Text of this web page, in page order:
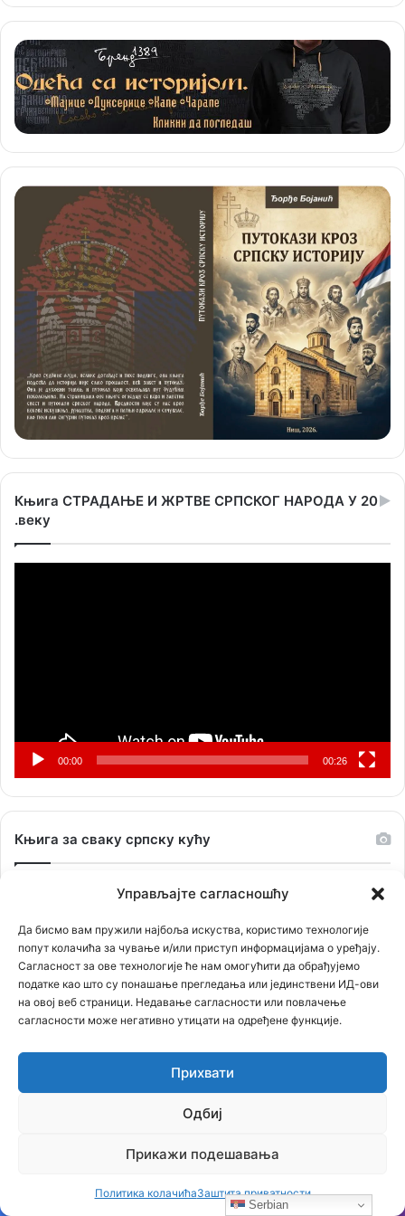
Управљајте сагласношћу
Да бисмо вам пружили најбоља искуства, користимо технологије
попут колачића за чување и/или приступ информацијама о уређају.
Сагласност за ове технологије ће нам омогућити да обрађујемо
податке као што су понашање прегледања или јединствени ИД-ови
на овој веб страници. Недавање сагласности или повлачење
сагласности може негативно утицати на одређене функције.
Прихвати
Одбиј
Прикажи подешавања
Политика колачићаЗаштита приватности
Књига СТРАДАЊЕ И ЖРТВЕ СРПСКОГ НАРОДА У 20
.веку
00:00 00:26
Књига за сваку српску кућу
Serbian